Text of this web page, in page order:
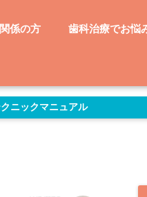
係の方 歯科治療でお悩
ニックマニュアル